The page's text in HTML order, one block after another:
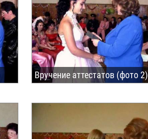
Вручение аттестатов (фото 2)